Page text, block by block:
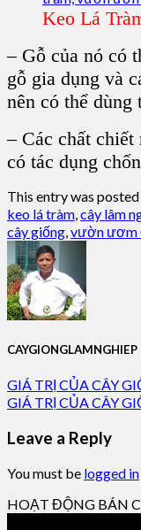
Keo Lá
– Gỗ của nó có
gỗ gia dụng và
nên có thể dùng
– Các chất
có tác dụng
This entry was
keo lá tràm,cây lâm
cây giống,vườn ươm
CAYGIONGLAMNGHIEP
GIÁ TRỊ CỦA CÂY
GIÁ TRỊ CỦA CÂY
Leave a Reply
You must be logged in
HOẠT ĐỘNG BÁN